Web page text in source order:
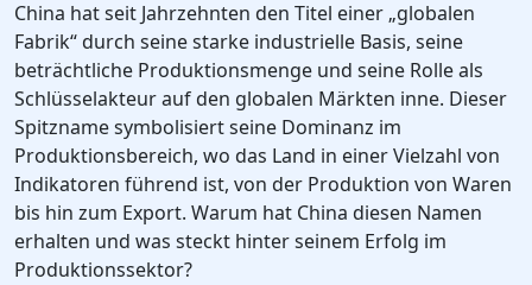
China hat seit Jahrzehnten den Titel einer „globalen
Fabrik“ durch seine starke industrielle Basis, seine
beträchtliche Produktionsmenge und seine Rolle als
Schlüsselakteur auf den globalen Märkten inne. Dieser
Spitzname symbolisiert seine Dominanz im
Produktionsbereich, wo das Land in einer Vielzahl von
Indikatoren führend ist, von der Produktion von Waren
bis hin zum Export. Warum hat China diesen Namen
erhalten und was steckt hinter seinem Erfolg im
Produktionssektor?